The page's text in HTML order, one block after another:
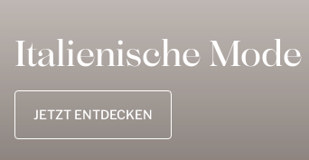
Italienische
JETZT ENTDECKEN